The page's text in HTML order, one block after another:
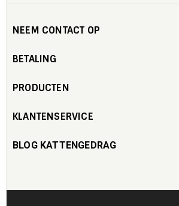
NEEM CONTACT OP
BETALING
PRODUCTEN
KLANTENSERVICE
BLOG KATTENGEDRAG